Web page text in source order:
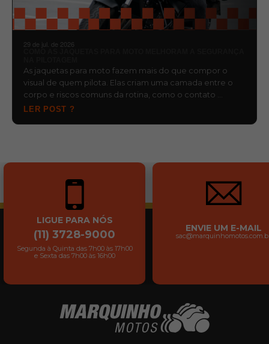
29 de jul. de 2026
As jaquetas para moto fazem mais do que compor o
visual de quem pilota. Elas criam uma camada entre o
corpo e riscos comuns da rotina, como o contato …
LER POST ?
LIGUE PARA NÓS
(11) 3728-9000
Segunda à Quinta das 7h00 às 17h00
e Sexta das 7h00 às 16h00
ENVIE UM E-MAIL